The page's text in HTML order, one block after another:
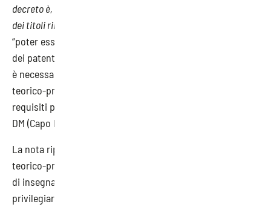
decreto è, altresì, determinata l’equipollenza dei patentini e
dei titoli rilasciati in base alla normativa vigente
“poter essere ammessi agli esami propedeutici al rilascio
dei patentini di abilitazione (artt. 3, 4 e 8, D.M. n. 94/2020),
è necessario frequentare appositi corsi di formazione
teorico-pratica il cui accesso è regolato in base ai
requisiti previsti dal successivo articolo 4 del medesimo
DM (Capo II Formazione tecnica e pratica)”.
La nota riporta poi altri dettagli sui corsi di formazione
teorico-pratica – anche con riferimento alle metodologie
di insegnamento e apprendimento e alla necessità di
privilegiare “metodologie attive” – e si sofferma anche